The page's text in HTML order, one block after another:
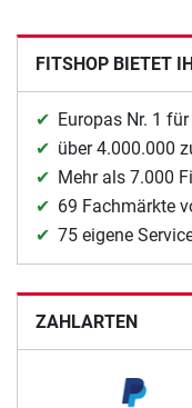
FITSHOP BIETET
Europas Nr. 1
über 4.000.000
Mehr als 7.000
69 Fachmärkte
75 eigene
ZAHLARTEN